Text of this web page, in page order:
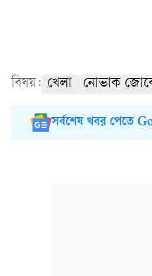
বিষয়: খেলা নোভাক
সর্বশেষ খবর পেতে